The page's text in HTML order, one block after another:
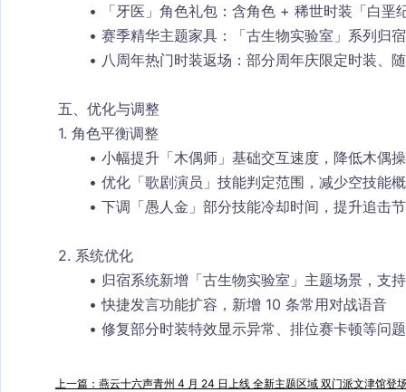
「牙医」角色礼包：含角色 + 稀世时装「白
赛季精华主题家具：「古生物实验室」系列归
八周年热门时装返场：部分周年庆限定时装、
五、优化与调整
1. 角色平衡调整
小幅提升「木偶师」基础交互速度，降低木偶
优化「歌剧演员」技能判定范围，减少空技能
下调「愚人金」部分技能冷却时间，提升追击
2. 系统优化
归宿系统新增「古生物实验室」主题场景，支
快捷发言功能扩容，新增 10 条常用对战语音
修复部分时装特效显示异常、排位赛卡顿等问题
上一篇：燕云十六声青州 4 月 24 日上线 全新主题区域 双门派文津馆登